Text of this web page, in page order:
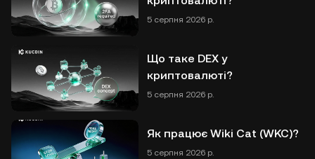
5 серпня 2026 р.
Що таке DEX у
криптовалюті?
5 серпня 2026 р.
Як працює Wiki Cat (WKC)?
5 серпня 2026 р.